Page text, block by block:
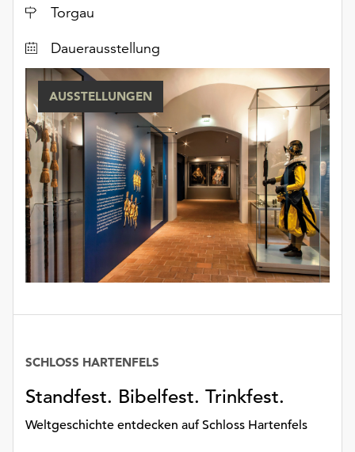
Informationen
finden
Sie
unserer
Datenschutzerklärung
oder
dem
Impressum
Ort
Torgau
Dauerausstellung
AUSSTELLUNGEN
Standfest. Bibelfest. Trinkfest.
Weltgeschichte entdecken auf Schloss Hartenfels
SCHLOSS HARTENFELS
Datum